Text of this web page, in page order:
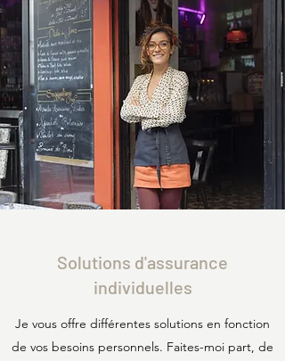
Solutions d'assurance
individuelles
Je vous offre différentes solutions en fonction
de vos besoins personnels. Faites-moi part, de